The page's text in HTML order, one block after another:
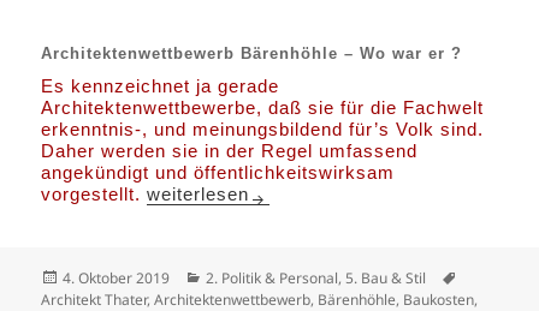
Architektenwettbewerb Bärenhöhle – Wo war er ?
Es kennzeichnet ja gerade
Architektenwettbewerbe, daß sie für die Fachwelt
erkenntnis-, und meinungsbildend für’s Volk sind.
Daher werden sie in der Regel umfassend
angekündigt und öffentlichkeitswirksam
vorgestellt.Kita Bärenhöhle – Faktenschreck zum
weiterlesen
Veröffentlicht
am
4. Oktober 2019 Kategorien
2. Politik & Personal,5. Bau & Stil
Architekt Thater,Architektenwettbewerb, Bärenhöhle, Baukosten,